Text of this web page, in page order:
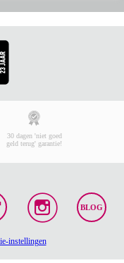
30 dagen 'niet goed
geld terug' garantie!
BLOG
instellingen